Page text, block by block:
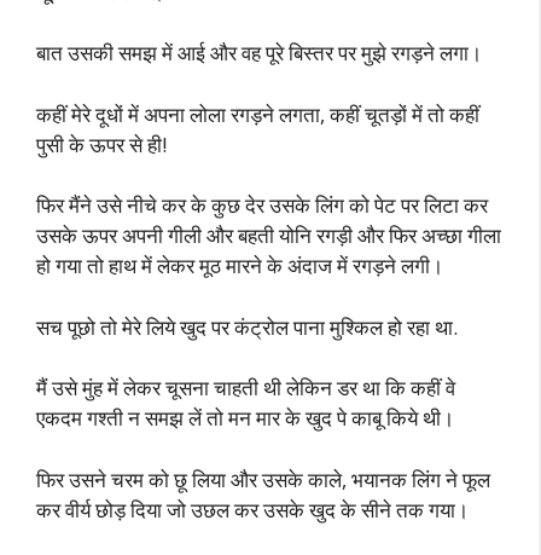
बात उसकी समझ में आई और वह पूरे बिस्तर पर मुझे रगड़ने लगा।
कहीं मेरे दूधों में अपना लोला रगड़ने लगता, कहीं चूतड़ों में तो कहीं
पुसी के ऊपर से ही!
फिर मैंने उसे नीचे कर के कुछ देर उसके लिंग को पेट पर लिटा कर
उसके ऊपर अपनी गीली और बहती योनि रगड़ी और फिर अच्छा गीला
हो गया तो हाथ में लेकर मूठ मारने के अंदाज में रगड़ने लगी।
सच पूछो तो मेरे लिये खुद पर कंट्रोल पाना मुश्किल हो रहा था.
मैं उसे मुंह में लेकर चूसना चाहती थी लेकिन डर था कि कहीं वे
एकदम गश्ती न समझ लें तो मन मार के खुद पे काबू किये थी।
फिर उसने चरम को छू लिया और उसके काले, भयानक लिंग ने फूल
कर वीर्य छोड़ दिया जो उछल कर उसके खुद के सीने तक गया।